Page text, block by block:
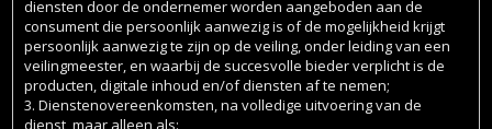
diensten door de ondernemer worden aangeboden aan de
consument die persoonlijk aanwezig is of de mogelijkheid krijgt
persoonlijk aanwezig te zijn op de veiling, onder leiding van een
veilingmeester, en waarbij de succesvolle bieder verplicht is de
producten, digitale inhoud en/of diensten af te nemen;
3. Dienstenovereenkomsten, na volledige uitvoering van de
dienst, maar alleen als: